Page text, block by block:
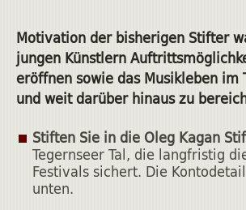
Motivation der bisherigen Stifter
jungen Künstlern
eröffnen sowie das Musikleben im
und weit darüber hinaus zu
Stiften Sie in die Oleg Kagan
Tegernseer Tal, die langfristig
Festivals sichert. Die
unten.